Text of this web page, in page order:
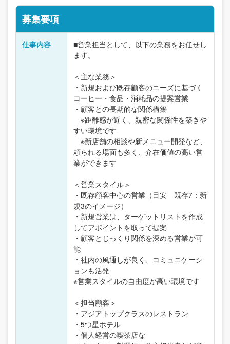
募集要項
仕事内容
■営業担当として、以下の業務をお任せし
ます。
＜主な業務＞
・新規および既存顧客のニーズに基づく
コーヒー・食品・消耗品の提案営業
・顧客との長期的な関係構築
※距離感が近く、親密な関係性を築きや
すい環境です
※新店舗の相談や新メニュー開発など、
頼られる場面も多く、介在価値の高い営
業ができます
＜営業スタイル＞
・既存顧客中心の営業（目安 既存7：新
規3のイメージ）
・新規営業は、ターゲットリストを作成
してアポイントを取って提案
・顧客とじっくり関係を深める営業が可
能
・社内の風通しが良く、コミュニケーシ
ョンも活発
※営業スタイルの自由度が高い環境です
＜担当顧客＞
・アジアトップクラスのレストラン
・5つ星ホテル
・個人経営の喫茶店な